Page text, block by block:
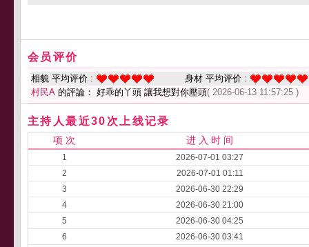
会员评价
相貌 平均评价 :
身材 平均评价 :
村民A 的評論： 好乖的丫頭 讓我想對你壓頭( 2026-06-13 11:57:25 )
主持人最近30次上线记录
项 次 进 入 时 间
1
2026-07-01 03:27
2
2026-07-01 01:11
3
2026-06-30 22:29
4
2026-06-30 21:00
5
2026-06-30 04:25
6
2026-06-30 03:41